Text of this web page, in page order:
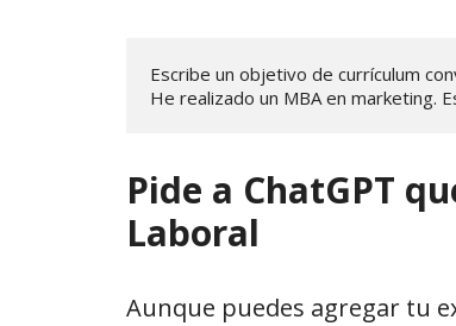
Escribe un objetivo de currículum
He realizado un MBA en marketing.
Pide a ChatGPT
Laboral
Aunque puedes agregar tu